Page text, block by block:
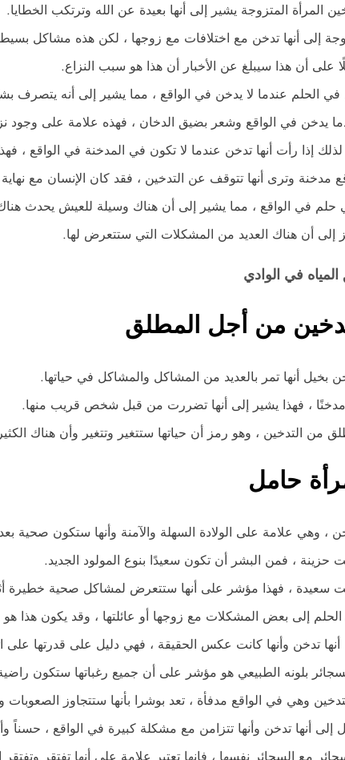
المرأة المتزوجة يشير إلى أنها بعيدة عن الله وترتكب الخطايا.
إلى أنها تدخن مع اختلافات مع زوجها ، لكن هذه مشاكل
على أن هذا سيبلغ عن الأخبار أن هذا هو سبب النزاع.
الحلم عندما لا يدخن في الواقع ، مما يشير إلى أنه يتصرف
يدخن في الواقع وشعر بضيق الدخان ، فهذه علامة على وجود
إذا رأت أنها تدخن عندما لا تكون في المدخنة في الواقع ،
مدخنة وترى أنها تتوقف عن التدخين ، فقد كان الإنسان مع
حلم في الواقع ، مما يشير إلى أن هناك وسيلة للعيش يحدث
إلى أن هناك العديد من المشكلات التي ستتعرض لها.
في الوادي
من أجل المطلق
بخيل أنها تمر بالعديد من المشاكل والمشاكل في حياتها.
، فهذا يشير إلى أنها تضررت من قبل شخص قريب منها.
من التدخين ، وهو رمز أن حياتها ستتغير وتتغير وأن هناك
حامل
، وهي علامة على الولادة السهلة والآمنة وأنها ستكون صحية بعد
حزينة ، فمن البشر أن تكون سعيدًا بنوع المولود الجديد.
سعيدة ، فهذا مؤشر على أنها ستتعرض لمشاكل صحية خطيرة
إلى بعض المشكلات مع زوجها أو عائلتها ، وقد يكون هذا
تدخن وأنها كانت عكس الحقيقة ، فهي دليل على قدرتها على
بلونه الطبيعي هو مؤشر على أن جميع رغباتها ستكون
وهي في الواقع مدفأة ، تعد بوشرا بأنها ستتجاوز الصعوبات
إلى أنها تدخن وأنها تتزامن مع مشكلة كبيرة في الواقع ،
مع السجائر نفسها ، فإنها تعتبر علامة على أنها تفتقر وتفتقر